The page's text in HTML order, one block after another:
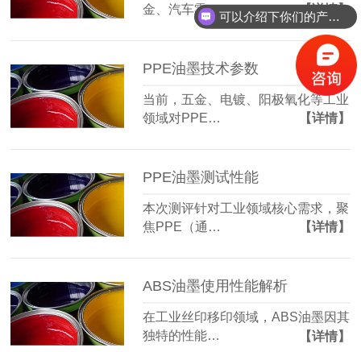
金、汽车零…
【详情】
PPE油墨技术参数
当前，五金、电镀、阳极氧化等工业
领域对PPE…
【详情】
PPE油墨测试性能
本次测评针对工业领域核心需求，聚
焦PPE（通…
【详情】
ABS油墨使用性能解析
在工业丝印移印领域，ABS油墨因其
独特的性能…
【详情】
可以介绍下你们的产品么？